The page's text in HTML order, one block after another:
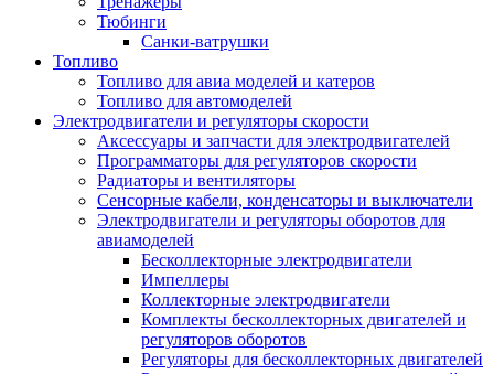
Тюбинги
Санки-ватрушки
Топливо
Топливо для авиа моделей и катеров
Топливо для автомоделей
Электродвигатели и регуляторы скорости
Аксессуары и запчасти для электродвигателей
Программаторы для регуляторов скорости
Радиаторы и вентиляторы
Сенсорные кабели, конденсаторы и выключатели
Электродвигатели и регуляторы оборотов для
авиамоделей
Бесколлекторные электродвигатели
Импеллеры
Коллекторные электродвигатели
Комплекты бесколлекторных двигателей и
регуляторов оборотов
Регуляторы для бесколлекторных двигателей